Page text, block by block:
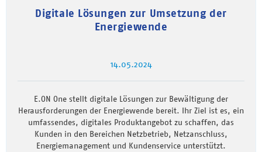
Digitale Lösungen zur Umsetzung der
Energiewende
14.05.2024
E.ON One stellt digitale Lösungen zur Bewältigung der
Herausforderungen der Energiewende bereit. Ihr Ziel ist es, ein
umfassendes, digitales Produktangebot zu schaffen, das
Kunden in den Bereichen Netzbetrieb, Netzanschluss,
Energiemanagement und Kundenservice unterstützt.